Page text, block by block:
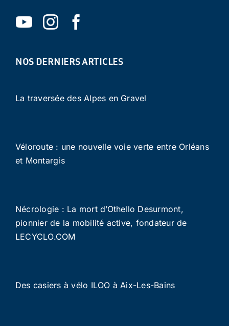
NOS DERNIERS ARTICLES
La traversée des Alpes en Gravel
Véloroute : une nouvelle voie verte entre Orléans
et Montargis
Nécrologie : La mort d’Othello Desurmont,
pionnier de la mobilité active, fondateur de
LECYCLO.COM
Des casiers à vélo ILOO à Aix-Les-Bains